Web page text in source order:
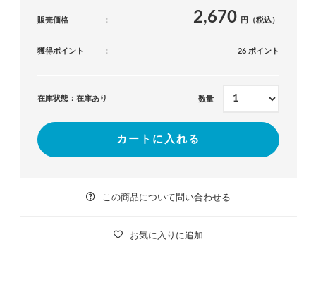
販売価格 2,670 円（税込）
獲得ポイント 26 ポイント
在庫状態：在庫あり 数量
カートに入れる
この商品について問い合わせる
お気に入りに追加